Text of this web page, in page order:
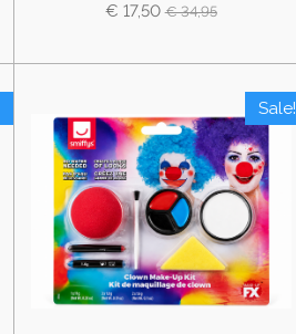
€ 17,50 € 34,95
Sale!